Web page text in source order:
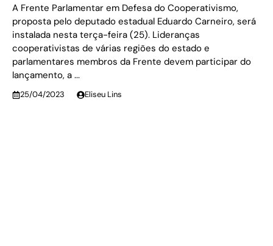
A Frente Parlamentar em Defesa do Cooperativismo,
proposta pelo deputado estadual Eduardo Carneiro, será
instalada nesta terça-feira (25). Lideranças
cooperativistas de várias regiões do estado e
parlamentares membros da Frente devem participar do
lançamento, a ...
25/04/2023 Eliseu Lins